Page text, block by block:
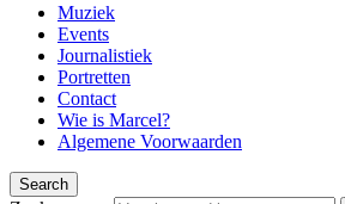
Muziek
Events
Journalistiek
Portretten
Contact
Wie is Marcel?
Algemene Voorwaarden
Search